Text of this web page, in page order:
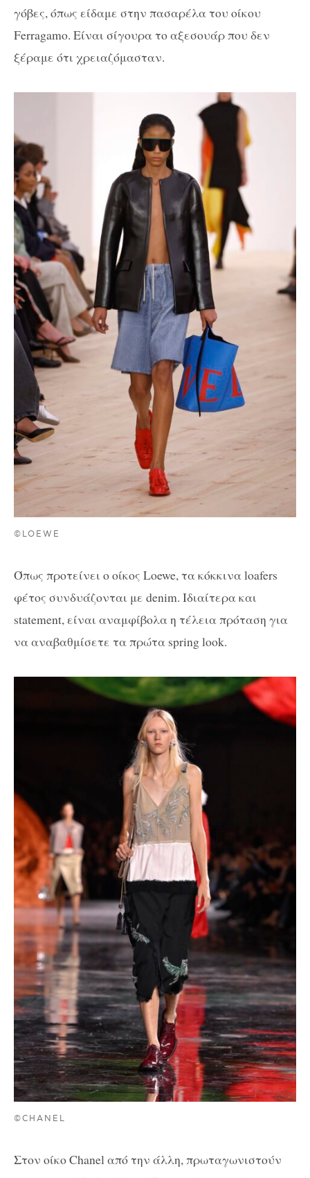
γόβες, όπως είδαμε στην πασαρέλα του οίκου
Ferragamo. Είναι σίγουρατο αξεσουάρ που δεν
ξέραμε ότι χρειαζόμασταν.
©LOEWE
Όπως προτείνει ο οίκος Loewe, τα κόκκινα loafers
φέτος συνδυάζονται με denim. Ιδιαίτερα και
statement, είναι αναμφίβολα η τέλεια πρόταση για
να αναβαθμίσετε τα πρώτα spring look.
©CHANEL
Στον οίκο Chanel από την άλλη, πρωταγωνιστούν